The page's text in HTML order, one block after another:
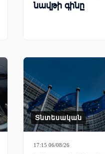
նավթի գինը
Տնտեսական
17:15 06/08/26